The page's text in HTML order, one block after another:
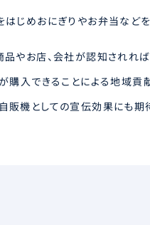
じめおにぎりやお弁当など
やお店、会社が認知されれ
購入できることによる地域貢
機としての宣伝効果にも期